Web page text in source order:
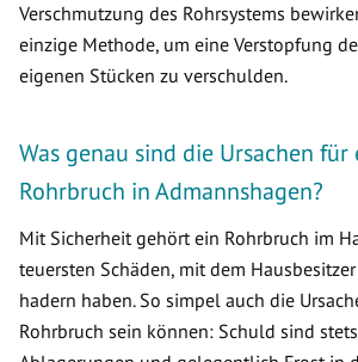
Verschmutzung des Rohrsystems
einzige Methode, um eine Verstopfung
eigenen Stücken zu verschulden.
Was genau sind die Ursachen für
Rohrbruch in Admannshagen?
Mit Sicherheit gehört ein Rohrbruch im
teuersten Schäden, mit dem
hadern haben. So simpel auch die
Rohrbruch sein können: Schuld sind